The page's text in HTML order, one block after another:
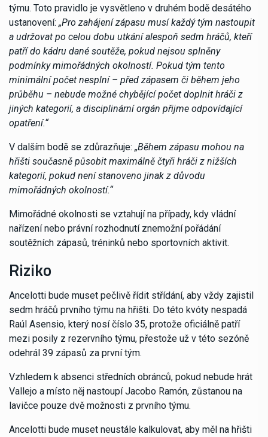
týmu. Toto pravidlo je vysvětleno v druhém bodě desátého
ustanovení: „Pro zahájení zápasu musí každý tým nastoupit
a udržovat po celou dobu utkání alespoň sedm hráčů, kteří
patří do kádru dané soutěže, pokud nejsou splněny
podmínky mimořádných okolností. Pokud tým tento
minimální počet nesplní – před zápasem či během jeho
průběhu – nebude možné chybějící počet doplnit hráči z
jiných kategorií, a disciplinární orgán přijme odpovídající
opatření.“
V dalším bodě se zdůrazňuje: „Během zápasu mohou na
hřišti současně působit maximálně čtyři hráči z nižších
kategorií, pokud není stanoveno jinak z důvodu
mimořádných okolností.“
Mimořádné okolnosti se vztahují na případy, kdy vládní
nařízení nebo právní rozhodnutí znemožní pořádání
soutěžních zápasů, tréninků nebo sportovních aktivit.
Riziko
Ancelotti bude muset pečlivě řídit střídání, aby vždy zajistil
sedm hráčů prvního týmu na hřišti. Do této kvóty nespadá
Raúl Asensio, který nosí číslo 35, protože oficiálně patří
mezi posily z rezervního týmu, přestože už v této sezóně
odehrál 39 zápasů za první tým.
Vzhledem k absenci středních obránců, pokud nebude hrát
Vallejo a místo něj nastoupí Jacobo Ramón, zůstanou na
lavičce pouze dvě možnosti z prvního týmu.
Ancelotti bude muset neustále kalkulovat, aby měl na hřišti